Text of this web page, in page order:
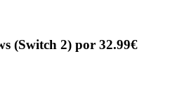
(Switch 2) por 32.99€